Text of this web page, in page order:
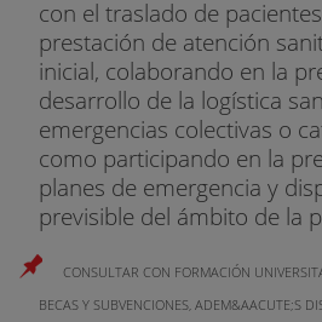
con el traslado de
prestación de atención
inicial, colaborando en la
desarrollo de la logística
emergencias colectivas o
como participando en la
planes de emergencia y
previsible del ámbito de la
CONSULTAR CON FORMACIÓN
BECAS Y SUBVENCIONES, ADEM&AACUTE;S